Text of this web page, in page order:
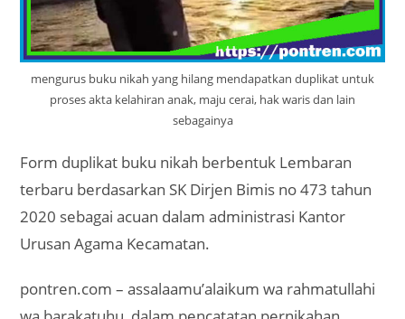
mengurus buku nikah yang hilang mendapatkan duplikat untuk
proses akta kelahiran anak, maju cerai, hak waris dan lain
sebagainya
Form duplikat buku nikah berbentuk Lembaran
terbaru berdasarkan SK Dirjen Bimis no 473 tahun
2020 sebagai acuan dalam administrasi Kantor
Urusan Agama Kecamatan.
pontren.com – assalaamu’alaikum wa rahmatullahi